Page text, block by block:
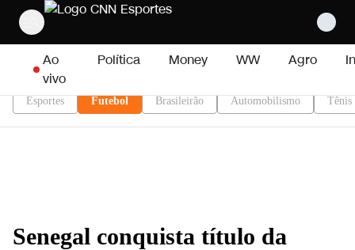
Pular para o conteúdo
Ao
vivo
Política Money WW Agro
Esportes Futebol Brasileirão Automobilismo Tênis
Senegal conquista título da